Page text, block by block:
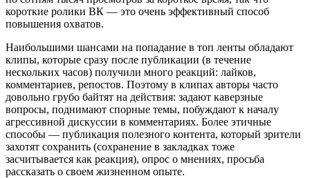
короткие ролики ВК — это очень эффективный способ
повышения охватов.
Наибольшими шансами на попадание в топ ленты обладают
клипы, которые сразу после публикации (в течение
нескольких часов) получили много реакций: лайков,
комментариев, репостов. Поэтому в клипах авторы часто
довольно грубо байтят на действия: задают каверзные
вопросы, поднимают спорные темы, побуждают к началу
агрессивной дискуссии в комментариях. Более этичные
способы — публикация полезного контента, который зрители
захотят сохранить (сохранение в закладках тоже
засчитывается как реакция), опрос о мнениях, просьба
рассказать о своем жизненном опыте.